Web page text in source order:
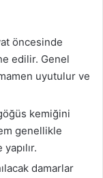
öncesinde
edilir. Genel
uyutulur ve
kemiğini
genellikle
damarlar